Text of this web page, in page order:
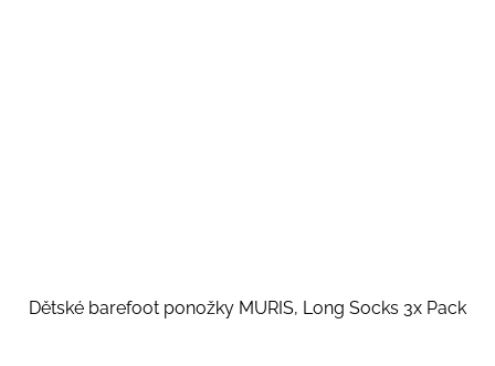
Dětské barefoot ponožky MURIS, Long Socks 3x Pack